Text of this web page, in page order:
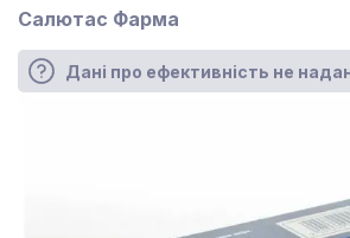
Салютас Фарма
Дані про ефективність не